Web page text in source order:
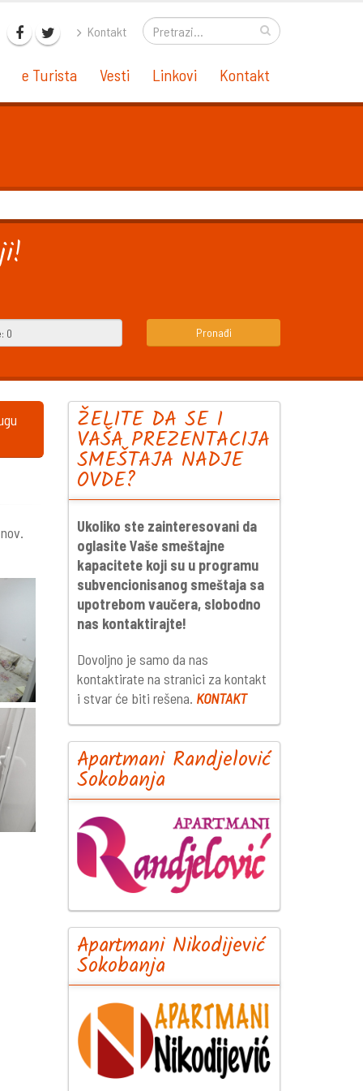
Kontakt
e Turista Vesti Linkovi Kontakt
Pronađi
ŽELITE DA SE I
VAŠA PREZENTACIJA
SMEŠTAJA NADJE
OVDE?
Ukoliko ste zainteresovani da
oglasite Vaše smeštajne
kapacitete koji su u programu
subvencionisanog smeštaja sa
upotrebom vaučera, slobodno
nas kontaktirajte!
Dovoljno je samo da nas
kontaktirate na stranici za kontakt
i stvar će biti rešena. KONTAKT
Apartmani Randjelović
Sokobanja
Apartmani Nikodijević
Sokobanja